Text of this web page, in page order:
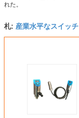
れた。
札: 産業水平なスイッチ